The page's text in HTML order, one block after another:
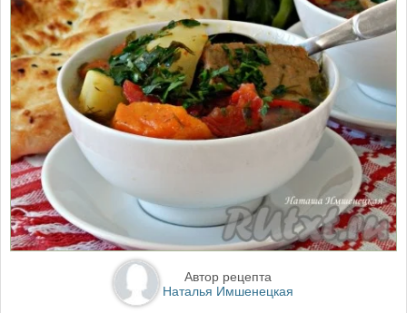
Автор рецепта
Наталья Имшенецкая